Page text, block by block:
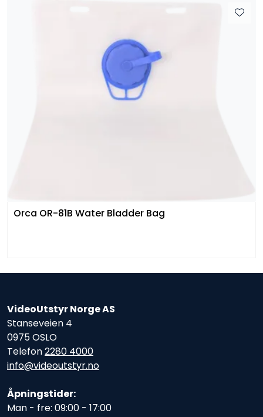
Orca OR-81B Water Bladder Bag
VideoUtstyr Norge AS
Stanseveien 4
0975 OSLO
Telefon2280 4000
info@videoutstyr.no
Åpningstider:
Man - fre: 09:00 - 17:00